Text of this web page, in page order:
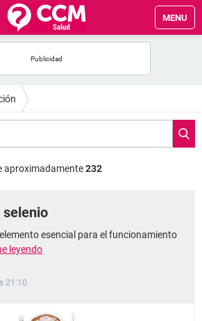
MENU
aproximadamente232
esencial para el funcionamiento
leyendo
21:10